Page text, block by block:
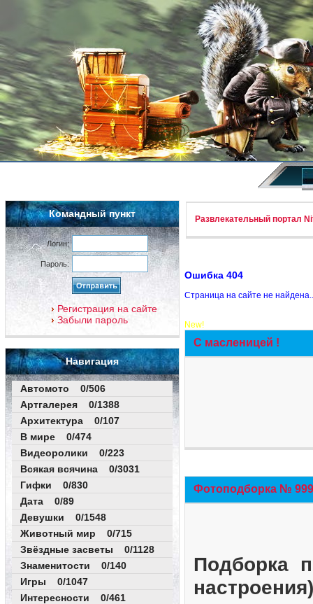
Командный пункт
Логин:
Пароль:
Регистрация на сайте
Забыли пароль
Навигация
Автомото 0/506
Артгалерея 0/1388
Архитектура 0/107
В мире 0/474
Видеоролики 0/223
Всякая всячина 0/3031
Гифки 0/830
Дата 0/89
Девушки 0/1548
Животный мир 0/715
Звёздные засветы 0/1128
Знаменитости 0/140
Игры 0/1047
Интересности 0/461
Развлекательный портал
Ошибка 404
Страница на сайте не
New!
С масленицей !
Фотоподборка №
Подборка